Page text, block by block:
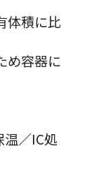
体積に比
め容器に
／IC処